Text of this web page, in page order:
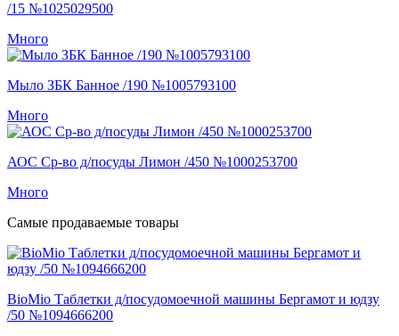
/15 №1025029500
Много
Мыло ЗБК Банное /190 №1005793100
Много
АОС Ср-во д/посуды Лимон /450 №1000253700
Много
Самые продаваемые товары
BioMio Таблетки д/посудомоечной машины Бергамот и юдзу
/50 №1094666200